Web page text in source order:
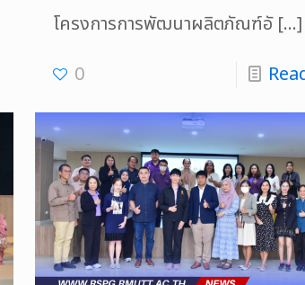
โครงการการพัฒนาผลิตภัณฑ์อั[…]
0